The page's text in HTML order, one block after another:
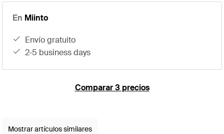
En Miinto
envío gratuito
2-5 business days
Comparar 3 precios
Mostrar artículos similares